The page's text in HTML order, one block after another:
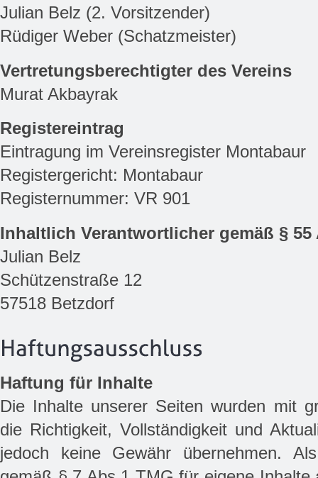
Julian Belz (2. Vorsitzender)
Rüdiger Weber (Schatzmeister)
Vertretungsberechtigter des Vereins
Murat Akbayrak
Registereintrag
Eintragung im Vereinsregister Montabaur
Registergericht: Montabaur
Registernummer: VR 901
Inhaltlich Verantwortlicher gemäß § 55
Julian Belz
Schützenstraße 12
57518 Betzdorf
Haftung für Inhalte
Die Inhalte unserer Seiten wurden mit
die Richtigkeit, Vollständigkeit und
jedoch keine Gewähr übernehmen.